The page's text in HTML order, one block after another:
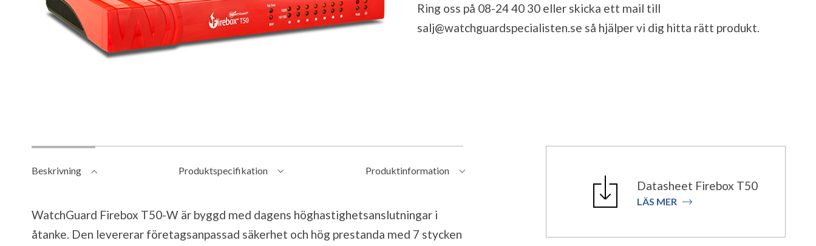
Ring oss på 08-24 40 30 eller skicka ett mail till
salj@watchguardspecialisten.se så hjälper vi dig hitta rätt produkt.
Beskrivning Produktspecifikation Produktinformation
WatchGuard Firebox T50-W är byggd med dagens höghastighetsanslutningar i
åtanke. Den levererar företagsanpassad säkerhet och hög prestanda med 7 stycken
Datasheet Firebox T50
LÄS MER